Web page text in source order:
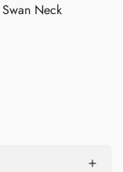
Neck